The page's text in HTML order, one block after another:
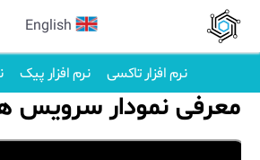
English
نرم افزار تاکسی نرم افزار پیک
معرفی نمودار سرویس